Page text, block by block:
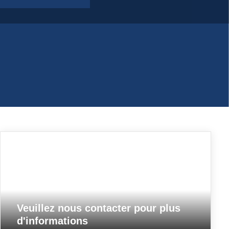
Veuillez nous contacter pour plus
d'informations